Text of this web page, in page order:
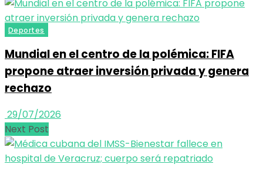
Deportes
Mundial en el centro de la polémica: FIFA
propone atraer inversión privada y genera
rechazo
29/07/2026
Next Post